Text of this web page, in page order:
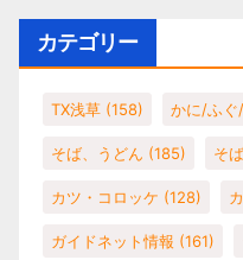
カテゴリー
TX浅草 (158) かに/ふぐ
そば、うどん (185) そ
カツ・コロッケ (128)
ガイドネット情報 (161)